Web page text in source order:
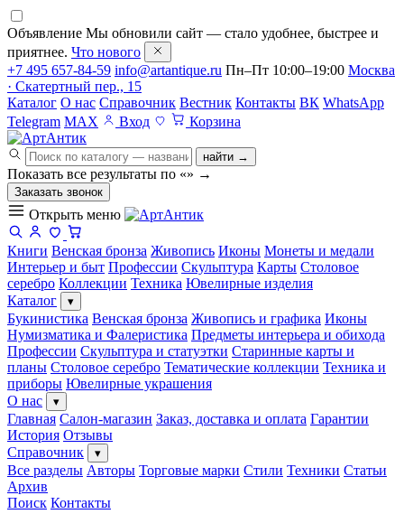
Объявление Мы обновили сайт — стало удобнее, быстрее и
приятнее. Что нового
+7 495 657-84-59 info@artantique.ru Пн–Пт 10:00–19:00 Москва
· Скатертный пер., 15
Каталог О нас Справочник Вестник Контакты ВК WhatsApp
Telegram MAX Вход Корзина
найти →
Показать все результаты по «» →
Заказать звонок
Открыть меню
Книги Венская бронза Живопись Иконы Монеты и медали
Интерьер и быт Профессии Скульптура Карты Столовое
серебро Коллекции Техника Ювелирные изделия
Каталог
▾
Букинистика Венская бронза Живопись и графика Иконы
Нумизматика и Фалеристика Предметы интерьера и обихода
Профессии Скульптура и статуэтки Старинные карты и
планы Столовое серебро Тематические коллекции Техника и
приборы Ювелирные украшения
О нас
▾
Главная Салон-магазин Заказ, доставка и оплата Гарантии
История Отзывы
Справочник
▾
Все разделы Авторы Торговые марки Стили Техники Статьи
Архив
Поиск Контакты